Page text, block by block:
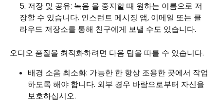
저장 및 공유: 녹음 을 중지할 때 원하는 이름으로 저
장할 수 있습니다. 인스턴트 메시징 앱, 이메일 또는 클
라우드 저장소를 통해 친구에게 보낼 수도 있습니다.
오디오 품질을 최적화하려면 다음 팁을 따를 수 있습니다.
배경 소음 최소화: 가능한 한 항상 조용한 곳에서 작업
하도록 해야 합니다. 외부 경우 바람으로부터 자신을
보호하십시오.